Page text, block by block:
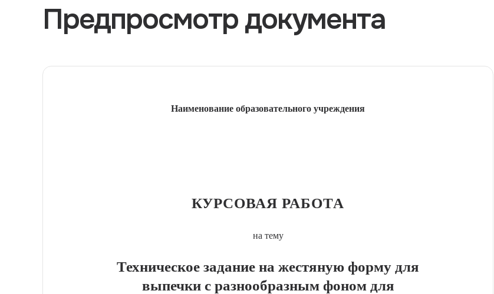
Предпросмотр документа
Наименование образовательного учреждения
КУРСОВАЯ РАБОТА
на тему
Техническое задание на жестяную форму для
выпечки с разнообразным фоном для